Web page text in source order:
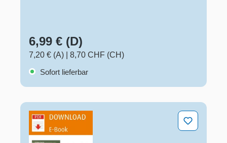
6,99 € (D)
7,20 € (A)
8,70 CHF (CH)
Sofort lieferbar
Literaturkartei Glaubt doch nicht der Lügenpresse!